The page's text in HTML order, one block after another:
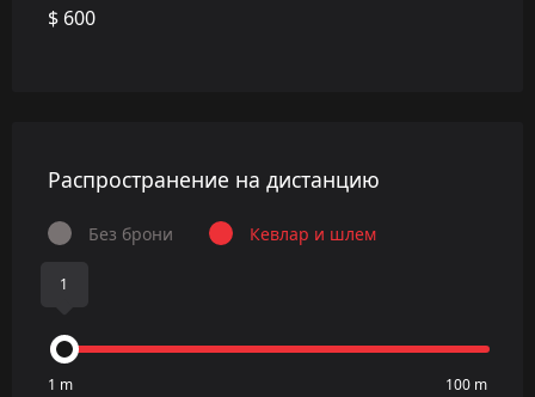
$ 600
Распространение на дистанцию
Без брони Кевлар и шлем
1
1 m 100 m